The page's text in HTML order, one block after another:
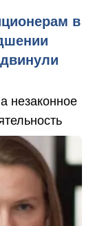
в
незаконное